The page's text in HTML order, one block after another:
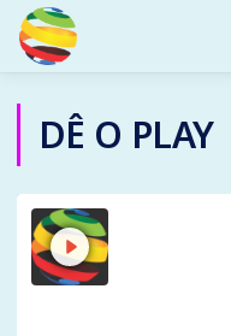
DÊ O PLAY